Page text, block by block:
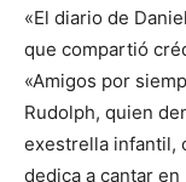
«El diario de
que compartió
«Amigos por
Rudolph, quien
exestrella infantil,
dedica a cantar